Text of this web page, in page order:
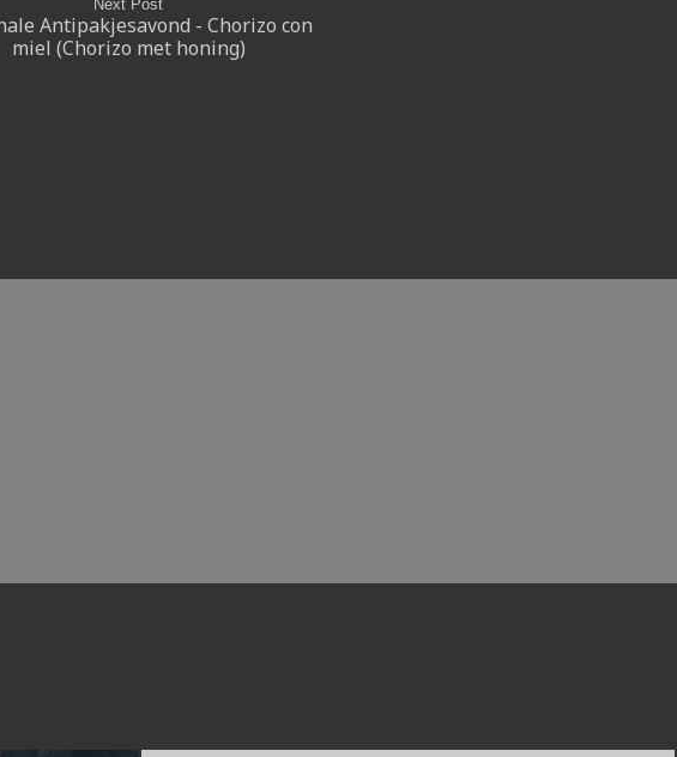
Next Post
Antipakjesavond - Chorizo con
miel (Chorizo met honing)